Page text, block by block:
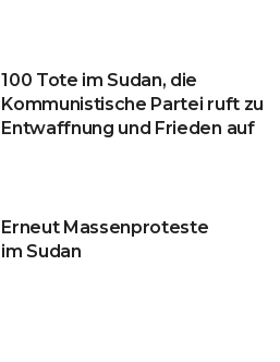
100 Tote im Sudan, die
Kommunistische Partei ruft zu
Entwaffnung und Frieden auf
Erneut Massenproteste
im Sudan